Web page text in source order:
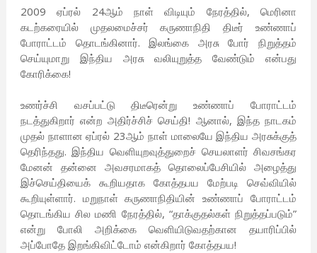
2009 ஏப்ரல் 24ஆம் நாள் விடியும் நேரத்தில், மெரினா
கடற்கரையில் முதலமைச்சர் கருணாநிதி திடீர் உண்ணாப்
போராட்டம் தொடங்கினார். இலங்கை அரசு போர் நிறுத்தம்
செய்யுமாறு இந்திய அரசு வலியுறுத்த வேண்டும் என்பது
கோரிக்கை!
உணர்ச்சி வசப்பட்டு திடீரென்று உண்ணாப் போராட்டம்
நடத்துகிறார் என்ற அதிர்ச்சிச் செய்தி! ஆனால், இந்த நாடகம்
முதல் நாளான ஏப்ரல் 23ஆம் நாள் மாலையே இந்திய அரசுக்குத்
தெரிந்தது. இந்திய வெளியுறவுத்துறைச் செயலாளர் சிவசங்கர
மேனன் தன்னை அவசரமாகத் தொலைப்பேசியில் அழைத்து
இச்செய்தியைக் கூறியதாக கோத்தபய மேற்படி செவ்வியில்
கூறியுள்ளார். மறுநாள் கருணாநிதியின் உண்ணாப் போராட்டம்
தொடங்கிய சில மணி நேரத்தில், “தாக்குதல்கள் நிறுத்தப்படும்”
என்று போலி அறிக்கை வெளியிடுவதற்கான தயாரிப்பில்
அப்போதே இறங்கிவிட்டோம் என்கிறார் கோத்தபய!